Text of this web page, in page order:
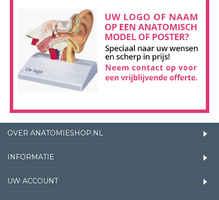
OVER ANATOMIESHOP.NL
INFORMATIE
UW ACCOUNT